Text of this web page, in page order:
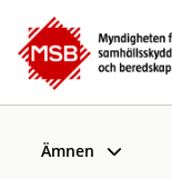
Ämnen